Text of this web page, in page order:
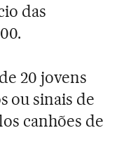
das
20 jovens
ou sinais de
canhões de